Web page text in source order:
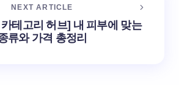
NEXT ARTICLE
테고리 허브] 내 피부에 맞는
류와 가격 총정리